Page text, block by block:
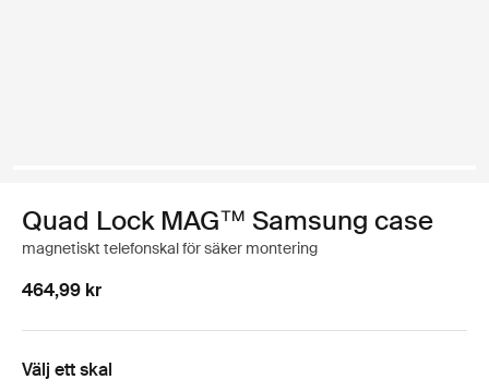
Quad Lock MAG™ Samsung case
magnetiskt telefonskal för säker montering
464,99 kr
Välj ett skal